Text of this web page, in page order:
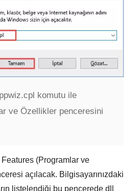
komutu ile
ve Özellikler penceresini
(Programlar ve
açılacak. Bilgisayarınızdaki
listelendiği bu pencerede dll